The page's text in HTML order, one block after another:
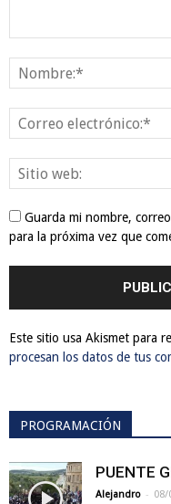
Guarda mi nombre,
para la próxima vez que
Este sitio usa Akismet para
procesan los datos de tus
PROGRAMACIÓN
PUENTE
Alejandro - 08/